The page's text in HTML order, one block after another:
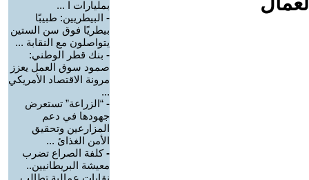
بمليارات ا ...
- البيطريين: طبيبًا
بيطريًا فوق سن الستين
يتواصلون مع النقابة ...
- بنك قطر الوطني:
صمود سوق العمل يعزز
مرونة الاقتصاد الأمريكي
...
- “الزراعة” تستعرض
جهودها في دعم
المزارعين وتحقيق
الأمن الغذائ ...
-كلفة الصراع تضرب
معيشة البريطانيين..
نقابات عمالية تطالب